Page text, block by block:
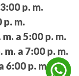
p. m.
p. m.
m. a 5:00 p. m.
m. a 7:00 p. m.
6:00 p. m.